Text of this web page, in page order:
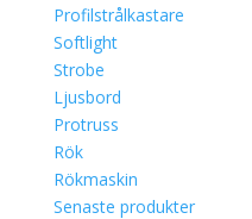
Profilstrålkastare
Softlight
Strobe
Ljusbord
Protruss
Rök
Rökmaskin
Senaste produkter